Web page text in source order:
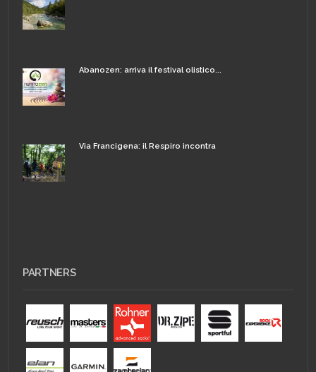
Abanozen: arriva il festival olistico...
Via Francigena: il Respiro incontra
PARTNERS